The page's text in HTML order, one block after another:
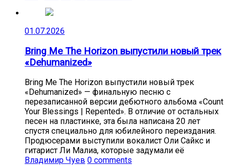
01.07.2026
Bring Me The Horizon выпустили новый трек
«Dehumanized»
Bring Me The Horizon выпустили новый трек
«Dehumanized» — финальную песню с
перезаписанной версии дебютного альбома «Count
Your Blessings | Repented». В отличие от остальных
песен на пластинке, эта была написана 20 лет
спустя специально для юбилейного переиздания.
Продюсерами выступили вокалист Оли Сайкс и
гитарист Ли Малиа, которые задумали её
Владимир Чуев 0 comments